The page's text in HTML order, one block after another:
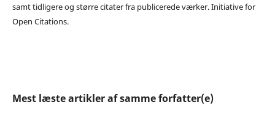
samt tidligere og større citater fra publicerede værker. Initiative for
Open Citations.
Mest læste artikler af samme forfatter(e)